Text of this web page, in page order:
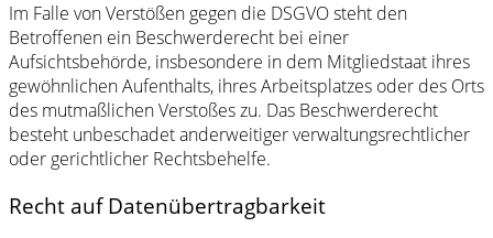
Im Falle von Verstößen gegen die DSGVO steht den
Betroffenen ein Beschwerderecht bei einer
Aufsichtsbehörde, insbesondere in dem Mitgliedstaat ihres
gewöhnlichen Aufenthalts, ihres Arbeitsplatzes oder des Orts
des mutmaßlichen Verstoßes zu. Das Beschwerderecht
besteht unbeschadet anderweitiger verwaltungsrechtlicher
oder gerichtlicher Rechtsbehelfe.
Recht auf Datenübertragbarkeit